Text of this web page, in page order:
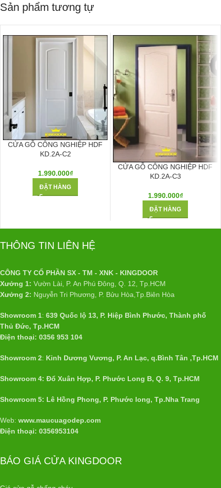
Sản phẩm tương tự
CỬA GỖ CÔNG NGHIỆP HDF
KD.2A-C2
1.990.000₫
ĐẶT HÀNG
CỬA GỖ CÔNG NGHIỆP HDF
KD.2A-C3
1.990.000₫
ĐẶT HÀNG
THÔNG TIN LIÊN HỆ
CÔNG TY CỔ PHẦN SX - TM - XNK - KINGDOOR
Xưởng 1: Vườn Lài, P. An Phú Đông, Q. 12, Tp.HCM
Xưởng 2: Nguyễn Tri Phương, P. Bửu Hòa,Tp.Biên Hòa
Showroom 1: 639 Quốc lộ 13, P. Hiệp Bình Phước, Thành phố
Thủ Đức, Tp.HCM
Điện thoại: 0356 953 104
Showroom 2: Kinh Dương Vương, P. An Lạc, q.Bình Tân ,Tp.HCM
Showroom 4: Đổ Xuân Hợp, P. Phước Long B, Q. 9, Tp.HCM
Showroom 5: Lê Hồng Phong, P. Phước long, Tp.Nha Trang
Web: www.maucuagodep.com
Điện thoại: 0356953104
BÁO GIÁ CỬA KINGDOOR